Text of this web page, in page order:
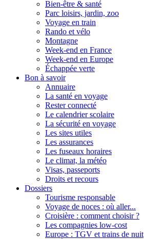
Bien-être & santé
Parc loisirs, jardin, zoo
Voyage en train
Rando et vélo
Montagne
Week-end en France
Week-end en Europe
Échappée verte
Bon à savoir
Annuaire
La santé en voyage
Rester connecté
Le calendrier scolaire
La sécurité en voyage
Les sites utiles
Les assurances
Les fuseaux horaires
Le climat, la météo
Visas, passeports
Droits et recours
Dossiers
Tourisme responsable
Voyage de noces : où aller...
Croisière : comment choisir ?
Les compagnies low-cost
Europe : TGV et trains de nuit